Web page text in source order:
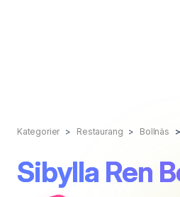
Kategorier Restaurang Bollnäs
Sibylla Ren